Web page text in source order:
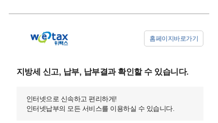
홈페이지바로가기
지방세 신고, 납부, 납부결과 확인할 수 있습니다.
인터넷으로 신속하고 편리하게!
인터넷납부의 모든 서비스를 이용하실 수 있습니다.